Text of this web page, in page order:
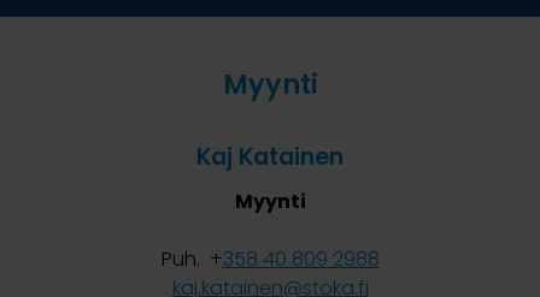
Myynti
Kaj Katainen
Myynti
Puh. +358 40 809 2988
kaj.katainen@stoka.fi